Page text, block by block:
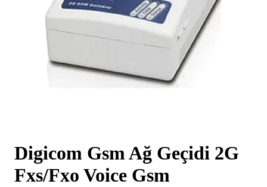
Digicom Gsm Ağ Geçidi 2G
Fxs/Fxo Voice Gsm